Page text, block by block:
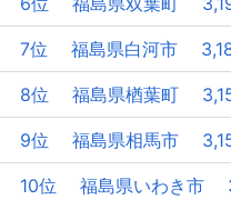
7位 福島県白河市
8位 福島県楢葉町
9位 福島県相馬市
10位 福島県いわき市